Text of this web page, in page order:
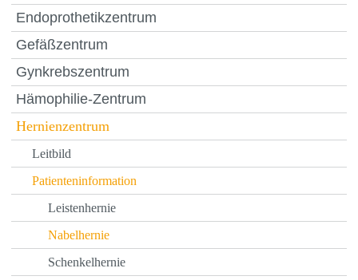
Endoprothetikzentrum
Gefäßzentrum
Gynkrebszentrum
Hämophilie-Zentrum
Hernienzentrum
Leitbild
Patienteninformation
Leistenhernie
Nabelhernie
Schenkelhernie